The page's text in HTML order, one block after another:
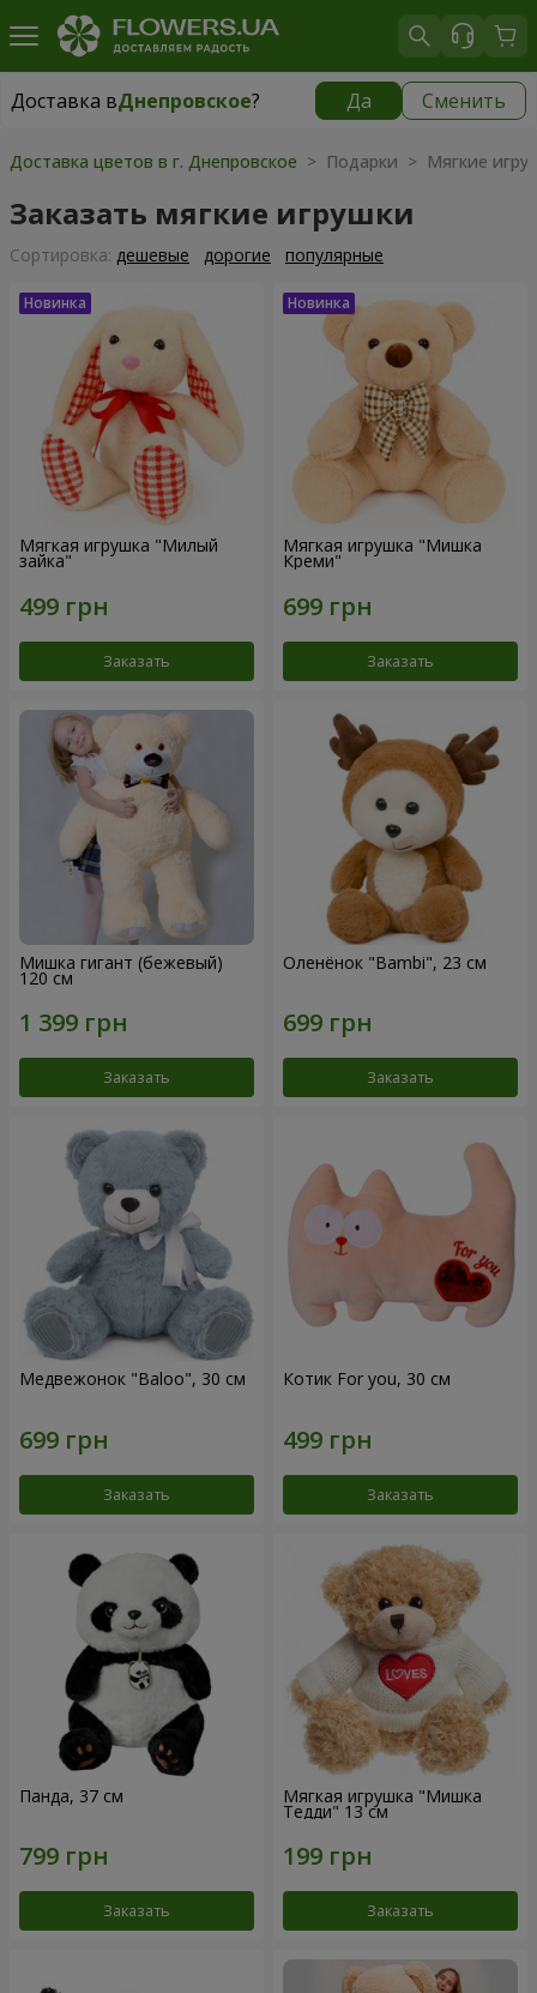
Доставка вДнепровское? Да Сменить
Доставка вДнепровское| бесплатно
Доставка цветов в г. Днепровское > Подарки > Мягкие
Заказать мягкие игрушки
Cортировка: дешевые дорогие популярные
Мягкая игрушка "Милый
зайка"
Заказать
Мягкая игрушка "Мишка
Креми"
Заказать
Мишка гигант (бежевый)
120 см
Заказать
Оленёнок "Bambi", 23 см
Заказать
Медвежонок "Baloo", 30 см
Заказать
Котик For you, 30 см
Заказать
Панда, 37 см
Заказать
Мягкая игрушка "Мишка
Тедди" 13 см
Заказать